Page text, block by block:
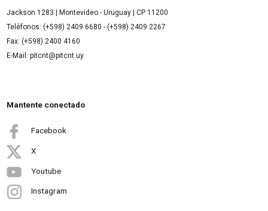
Jackson 1283 | Montevideo - Uruguay | CP 11200
Teléfonos: (+598) 2409 6680 - (+598) 2409 2267
Fax: (+598) 2400 4160
E-Mail: pitcnt@pitcnt.uy
Mantente conectado
Facebook
X
Youtube
Instagram